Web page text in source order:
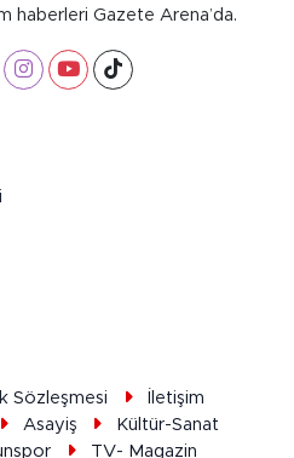
haberleri Gazete Arena’da.
Sözleşmesi
İletişim
Asayiş
Kültür-Sanat
TV- Magazin